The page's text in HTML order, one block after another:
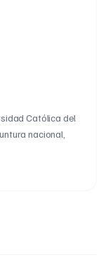
Católica del
nacional,